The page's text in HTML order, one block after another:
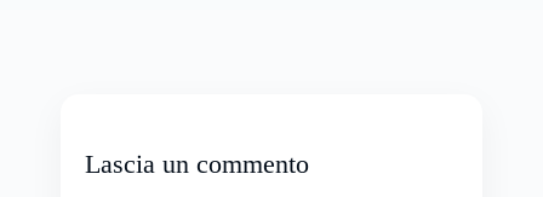
Lascia un commento